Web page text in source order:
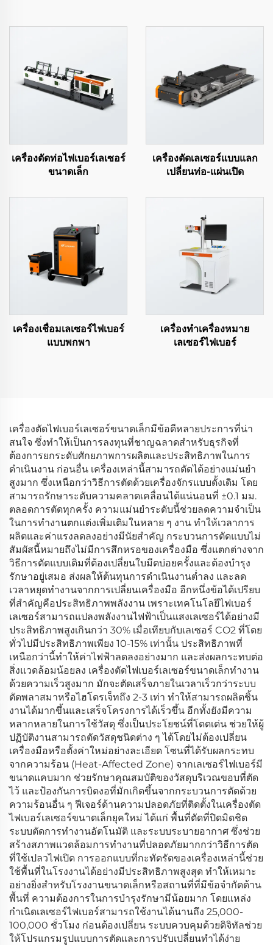
เครื่องตัดท่อไฟเบอร์เลเซอร์
ขนาดเล็ก
เครื่องตัดเลเซอร์แบบแลก
เปลี่ยนท่อ-แผ่นเปิด
เครื่องเชื่อมเลเซอร์ไฟเบอร์
แบบพกพา
เครื่องทำเครื่องหมาย
เลเซอร์ไฟเบอร์
เครื่องตัดไฟเบอร์เลเซอร์ขนาดเล็กมีข้อดีหลายประการที่น่า
สนใจ ซึ่งทำให้เป็นการลงทุนที่ชาญฉลาดสำหรับธุรกิจที่
ต้องการยกระดับศักยภาพการผลิตและประสิทธิภาพในการ
ดำเนินงาน ก่อนอื่น เครื่องเหล่านี้สามารถตัดได้อย่างแม่นยำ
สูงมาก ซึ่งเหนือกว่าวิธีการตัดด้วยเครื่องจักรแบบดั้งเดิม โดย
สามารถรักษาระดับความคลาดเคลื่อนได้แน่นอนที่ ±0.1 มม.
ตลอดการตัดทุกครั้ง ความแม่นยำระดับนี้ช่วยลดความจำเป็น
ในการทำงานตกแต่งเพิ่มเติมในหลาย ๆ งาน ทำให้เวลาการ
ผลิตและค่าแรงลดลงอย่างมีนัยสำคัญ กระบวนการตัดแบบไม่
สัมผัสนี้หมายถึงไม่มีการสึกหรอของเครื่องมือ ซึ่งแตกต่างจาก
วิธีการตัดแบบเดิมที่ต้องเปลี่ยนใบมีดบ่อยครั้งและต้องบำรุง
รักษาอยู่เสมอ ส่งผลให้ต้นทุนการดำเนินงานต่ำลง และลด
เวลาหยุดทำงานจากการเปลี่ยนเครื่องมือ อีกหนึ่งข้อได้เปรียบ
ที่สำคัญคือประสิทธิภาพพลังงาน เพราะเทคโนโลยีไฟเบอร์
เลเซอร์สามารถแปลงพลังงานไฟฟ้าเป็นแสงเลเซอร์ได้อย่างมี
ประสิทธิภาพสูงเกินกว่า 30% เมื่อเทียบกับเลเซอร์ CO2 ที่โดย
ทั่วไปมีประสิทธิภาพเพียง 10-15% เท่านั้น ประสิทธิภาพที่
เหนือกว่านี้ทำให้ค่าไฟฟ้าลดลงอย่างมาก และส่งผลกระทบต่อ
สิ่งแวดล้อมน้อยลง เครื่องตัดไฟเบอร์เลเซอร์ขนาดเล็กทำงาน
ด้วยความเร็วสูงมาก มักจะตัดเสร็จภายในเวลาเร็วกว่าระบบ
ตัดพลาสมาหรือไฮโดรเจ็ทถึง 2-3 เท่า ทำให้สามารถผลิตชิ้น
งานได้มากขึ้นและเสร็จโครงการได้เร็วขึ้น อีกทั้งยังมีความ
หลากหลายในการใช้วัสดุ ซึ่งเป็นประโยชน์ที่โดดเด่น ช่วยให้ผู้
ปฏิบัติงานสามารถตัดวัสดุชนิดต่าง ๆ ได้โดยไม่ต้องเปลี่ยน
เครื่องมือหรือตั้งค่าใหม่อย่างละเอียด โซนที่ได้รับผลกระทบ
จากความร้อน (Heat-Affected Zone) จากเลเซอร์ไฟเบอร์มี
ขนาดแคบมาก ช่วยรักษาคุณสมบัติของวัสดุบริเวณขอบที่ตัด
ไว้ และป้องกันการบิดงอที่มักเกิดขึ้นจากกระบวนการตัดด้วย
ความร้อนอื่น ๆ ฟีเจอร์ด้านความปลอดภัยที่ติดตั้งในเครื่องตัด
ไฟเบอร์เลเซอร์ขนาดเล็กยุคใหม่ ได้แก่ พื้นที่ตัดที่ปิดมิดชิด
ระบบตัดการทำงานอัตโนมัติ และระบบระบายอากาศ ซึ่งช่วย
สร้างสภาพแวดล้อมการทำงานที่ปลอดภัยมากกว่าวิธีการตัด
ที่ใช้เปลวไฟเปิด การออกแบบที่กะทัดรัดของเครื่องเหล่านี้ช่วย
ใช้พื้นที่ในโรงงานได้อย่างมีประสิทธิภาพสูงสุด ทำให้เหมาะ
อย่างยิ่งสำหรับโรงงานขนาดเล็กหรือสถานที่ที่มีข้อจำกัดด้าน
พื้นที่ ความต้องการในการบำรุงรักษามีน้อยมาก โดยแหล่ง
กำเนิดเลเซอร์ไฟเบอร์สามารถใช้งานได้นานถึง 25,000-
100,000 ชั่วโมง ก่อนต้องเปลี่ยน ระบบควบคุมด้วยดิจิทัลช่วย
ให้โปรแกรมรูปแบบการตัดและการปรับเปลี่ยนทำได้ง่าย